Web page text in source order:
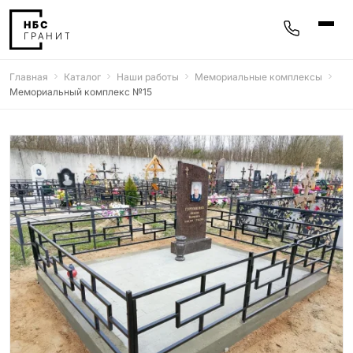
Памятники
Мемориальные комплексы
25 моделей
Гравировка
77 моделей
Фотокерамика
5 моделей
Надгробные плиты
30 моделей
Благоустройство
42 модели
Главная Каталог Наши работы
Мемориальные комплексы
Мемориальный комплекс №15